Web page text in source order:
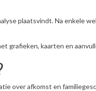
plaatsvindt. Na enkele
grafieken, kaarten en
over afkomst en